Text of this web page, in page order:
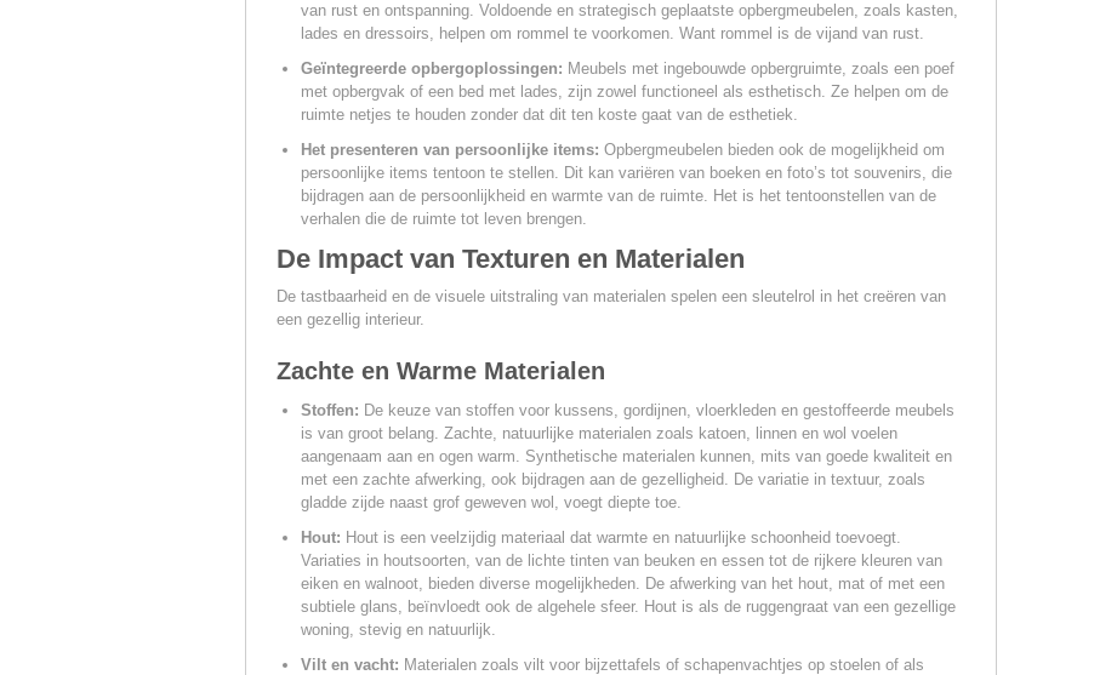
van rust en ontspanning. Voldoende en strategisch geplaatste opbergmeubelen, zoals kasten,
lades en dressoirs, helpen om rommel te voorkomen. Want rommel is de vijand van rust.
Geïntegreerde opbergoplossingen: Meubels met ingebouwde opbergruimte, zoals een poef
met opbergvak of een bed met lades, zijn zowel functioneel als esthetisch. Ze helpen om de
ruimte netjes te houden zonder dat dit ten koste gaat van de esthetiek.
Het presenteren van persoonlijke items: Opbergmeubelen bieden ook de mogelijkheid om
persoonlijke items tentoon te stellen. Dit kan variëren van boeken en foto’s tot souvenirs, die
bijdragen aan de persoonlijkheid en warmte van de ruimte. Het is het tentoonstellen van de
verhalen die de ruimte tot leven brengen.
De Impact van Texturen en Materialen
De tastbaarheid en de visuele uitstraling van materialen spelen een sleutelrol in het creëren van
een gezellig interieur.
Zachte en Warme Materialen
Stoffen: De keuze van stoffen voor kussens, gordijnen, vloerkleden en gestoffeerde meubels
is van groot belang. Zachte, natuurlijke materialen zoals katoen, linnen en wol voelen
aangenaam aan en ogen warm. Synthetische materialen kunnen, mits van goede kwaliteit en
met een zachte afwerking, ook bijdragen aan de gezelligheid. De variatie in textuur, zoals
gladde zijde naast grof geweven wol, voegt diepte toe.
Hout: Hout is een veelzijdig materiaal dat warmte en natuurlijke schoonheid toevoegt.
Variaties in houtsoorten, van de lichte tinten van beuken en essen tot de rijkere kleuren van
eiken en walnoot, bieden diverse mogelijkheden. De afwerking van het hout, mat of met een
subtiele glans, beïnvloedt ook de algehele sfeer. Hout is als de ruggengraat van een gezellige
woning, stevig en natuurlijk.
Vilt en vacht: Materialen zoals vilt voor bijzettafels of schapenvachtjes op stoelen of als